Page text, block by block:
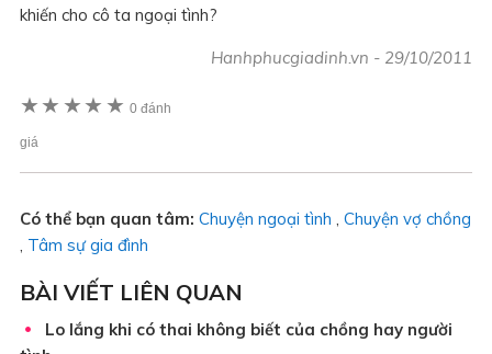
khiến cho cô ta ngoại tình?
Hanhphucgiadinh.vn - 29/10/2011
★ ★ ★ ★ ★ 0 đánh
giá
Có thể bạn quan tâm: Chuyện ngoại tình , Chuyện vợ chồng
, Tâm sự gia đình
BÀI VIẾT LIÊN QUAN
Lo lắng khi có thai không biết của chồng hay người